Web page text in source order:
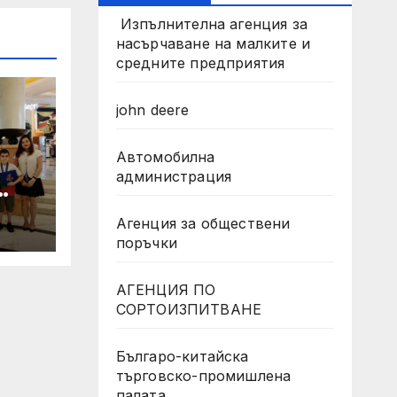
Изпълнителна агенция за
насърчаване на малките и
средните предприятия
john deere
Автомобилна
администрация
Агенция за обществени
поръчки
АГЕНЦИЯ ПО
СОРТОИЗПИТВАНЕ
Българо-китайска
търговско-промишлена